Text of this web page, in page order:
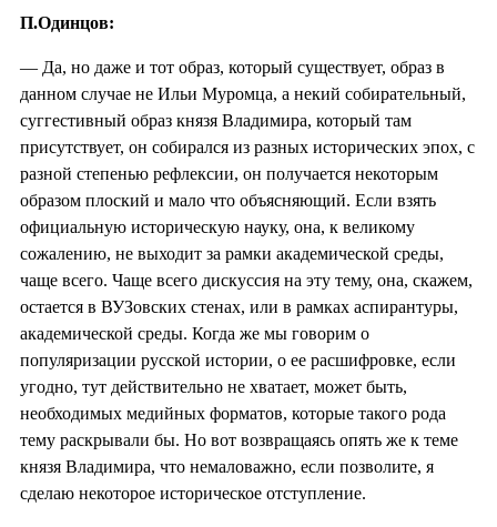
П.Одинцов:
— Да, но даже и тот образ, который существует, образ в
данном случае не Ильи Муромца, а некий собирательный,
суггестивный образ князя Владимира, который там
присутствует, он собирался из разных исторических эпох, с
разной степенью рефлексии, он получается некоторым
образом плоский и мало что объясняющий. Если взять
официальную историческую науку, она, к великому
сожалению, не выходит за рамки академической среды,
чаще всего. Чаще всего дискуссия на эту тему, она, скажем,
остается в ВУЗовских стенах, или в рамках аспирантуры,
академической среды. Когда же мы говорим о
популяризации русской истории, о ее расшифровке, если
угодно, тут действительно не хватает, может быть,
необходимых медийных форматов, которые такого рода
тему раскрывали бы. Но вот возвращаясь опять же к теме
князя Владимира, что немаловажно, если позволите, я
сделаю некоторое историческое отступление.